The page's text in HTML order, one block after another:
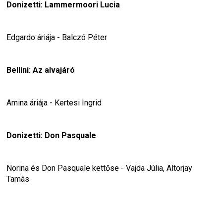
Donizetti: Lammermoori Lucia
Edgardo áriája - Balczó Péter
Bellini: Az alvajáró
Amina áriája - Kertesi Ingrid
Donizetti: Don Pasquale
Norina és Don Pasquale kettőse - Vajda Júlia, Altorjay
Tamás